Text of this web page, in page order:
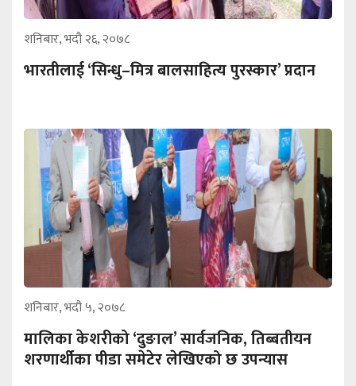
शनिबार, भदौ २६, २०७८
भारतीलाई ‘सिन्धु–मित्र बालसाहित्य पुरस्कार’ प्रदान
शनिबार, भदौ ५, २०७८
मालिका केशरीको ‘दुङाल’ सार्वजनिक, तिब्बतीयन
शरणार्थीका पीडा समेटेर लेखिएको छ उपन्यास